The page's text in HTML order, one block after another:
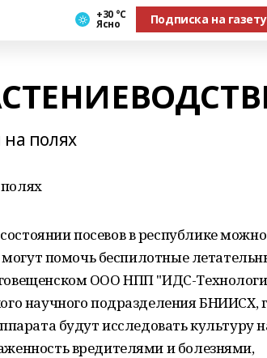
+30 °С
Ясно Подписка на газету
полях
посевов в республике можно
могут помочь беспилотные
ООО НПП "ИДС-
научного подразделения БНИИСХ,
будут исследовать культуру
вредителями и болезнями,